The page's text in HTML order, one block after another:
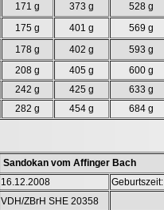
171 g 373 g 528 g
175 g 401 g 569 g
178 g 402 g 593 g
208 g 405 g 600 g
242 g 425 g 633 g
282 g 454 g 684 g
Sandokan vom Affinger Bach
16.12.2008 Geburtszeit:
VDH/ZBrH SHE 20358